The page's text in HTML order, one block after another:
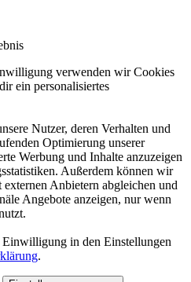
verwenden wir Cookies
ein personalisiertes
Nutzer, deren Verhalten und
Optimierung unserer
Werbung und Inhalte anzuzeigen
Außerdem können wir
Anbietern abgleichen und
Angebote anzeigen, nur wenn
in den Einstellungen
.